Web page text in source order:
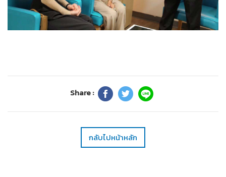
Share :
กลับไปหน้าหลัก